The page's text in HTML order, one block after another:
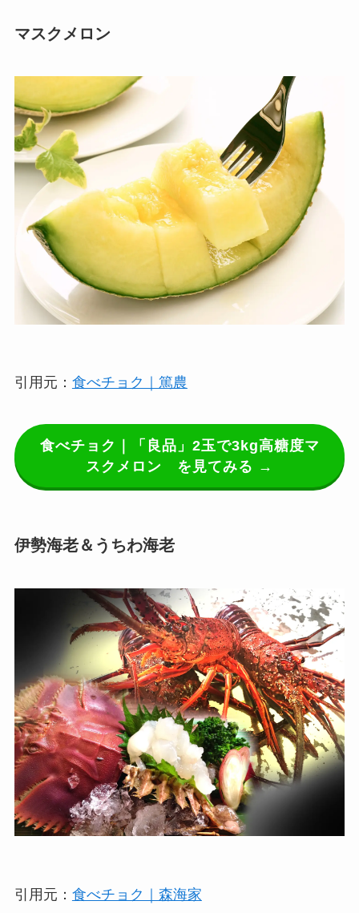
マスクメロン
引用元： 食べチョク｜篤農
食べチョク｜「良品」2玉で3kg高糖度マ
スクメロン を見てみる →
伊勢海老＆うちわ海老
引用元： 食べチョク｜森海家